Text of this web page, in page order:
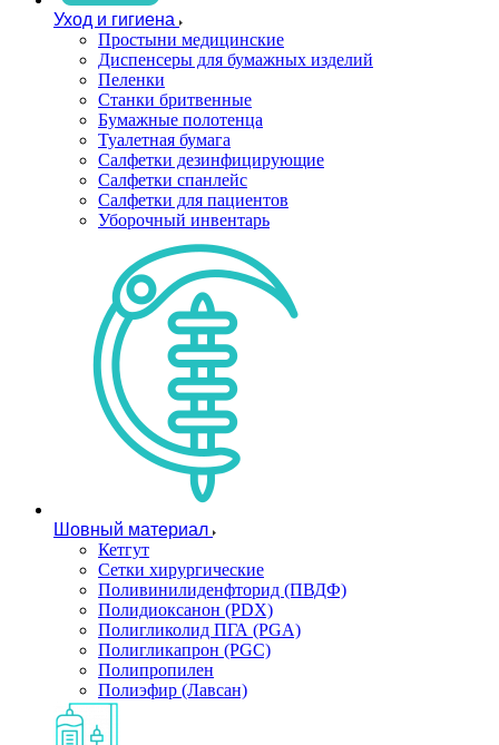
Уход и гигиена
Простыни медицинские
Диспенсеры для бумажных изделий
Пеленки
Станки бритвенные
Бумажные полотенца
Туалетная бумага
Салфетки дезинфицирующие
Салфетки спанлейс
Салфетки для пациентов
Уборочный инвентарь
Шовный материал
Кетгут
Сетки хирургические
Поливинилиденфторид (ПВДФ)
Полидиоксанон (PDX)
Полигликолид ПГА (PGA)
Полигликапрон (PGC)
Полипропилен
Полиэфир (Лавсан)